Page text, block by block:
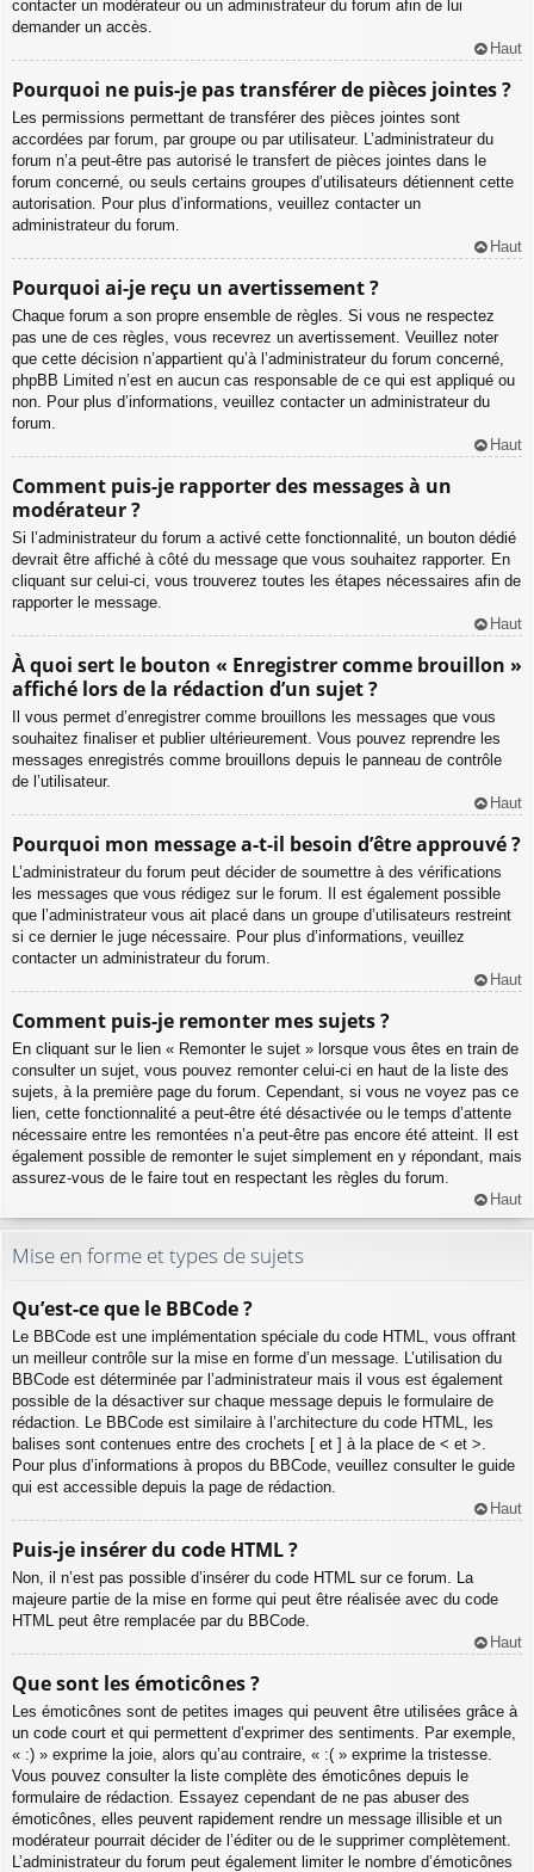
contacter un modérateur ou un administrateur du forum afin de lui
demander un accès.
Haut
Pourquoi ne puis-je pas transférer de pièces jointes ?
Les permissions permettant de transférer des pièces jointes sont
accordées par forum, par groupe ou par utilisateur. L’administrateur du
forum n’a peut-être pas autorisé le transfert de pièces jointes dans le
forum concerné, ou seuls certains groupes d’utilisateurs détiennent cette
autorisation. Pour plus d’informations, veuillez contacter un
administrateur du forum.
Haut
Pourquoi ai-je reçu un avertissement ?
Chaque forum a son propre ensemble de règles. Si vous ne respectez
pas une de ces règles, vous recevrez un avertissement. Veuillez noter
que cette décision n’appartient qu’à l’administrateur du forum concerné,
phpBB Limited n’est en aucun cas responsable de ce qui est appliqué ou
non. Pour plus d’informations, veuillez contacter un administrateur du
forum.
Haut
Comment puis-je rapporter des messages à un
modérateur ?
Si l’administrateur du forum a activé cette fonctionnalité, un bouton dédié
devrait être affiché à côté du message que vous souhaitez rapporter. En
cliquant sur celui-ci, vous trouverez toutes les étapes nécessaires afin de
rapporter le message.
Haut
À quoi sert le bouton « Enregistrer comme brouillon »
affiché lors de la rédaction d’un sujet ?
Il vous permet d’enregistrer comme brouillons les messages que vous
souhaitez finaliser et publier ultérieurement. Vous pouvez reprendre les
messages enregistrés comme brouillons depuis le panneau de contrôle
de l’utilisateur.
Haut
Pourquoi mon message a-t-il besoin d’être approuvé ?
L’administrateur du forum peut décider de soumettre à des vérifications
les messages que vous rédigez sur le forum. Il est également possible
que l’administrateur vous ait placé dans un groupe d’utilisateurs restreint
si ce dernier le juge nécessaire. Pour plus d’informations, veuillez
contacter un administrateur du forum.
Haut
Comment puis-je remonter mes sujets ?
En cliquant sur le lien « Remonter le sujet » lorsque vous êtes en train de
consulter un sujet, vous pouvez remonter celui-ci en haut de la liste des
sujets, à la première page du forum. Cependant, si vous ne voyez pas ce
lien, cette fonctionnalité a peut-être été désactivée ou le temps d’attente
nécessaire entre les remontées n’a peut-être pas encore été atteint. Il est
également possible de remonter le sujet simplement en y répondant, mais
assurez-vous de le faire tout en respectant les règles du forum.
Haut
Mise en forme et types de sujets
Qu’est-ce que le BBCode ?
Le BBCode est une implémentation spéciale du code HTML, vous offrant
un meilleur contrôle sur la mise en forme d’un message. L’utilisation du
BBCode est déterminée par l’administrateur mais il vous est également
possible de la désactiver sur chaque message depuis le formulaire de
rédaction. Le BBCode est similaire à l’architecture du code HTML, les
balises sont contenues entre des crochets [ et ] à la place de < et >.
Pour plus d’informations à propos du BBCode, veuillez consulter le guide
qui est accessible depuis la page de rédaction.
Haut
Puis-je insérer du code HTML ?
Non, il n’est pas possible d’insérer du code HTML sur ce forum. La
majeure partie de la mise en forme qui peut être réalisée avec du code
HTML peut être remplacée par du BBCode.
Haut
Que sont les émoticônes ?
Les émoticônes sont de petites images qui peuvent être utilisées grâce à
un code court et qui permettent d’exprimer des sentiments. Par exemple,
« :) » exprime la joie, alors qu’au contraire, « :( » exprime la tristesse.
Vous pouvez consulter la liste complète des émoticônes depuis le
formulaire de rédaction. Essayez cependant de ne pas abuser des
émoticônes, elles peuvent rapidement rendre un message illisible et un
modérateur pourrait décider de l’éditer ou de le supprimer complètement.
L’administrateur du forum peut également limiter le nombre d’émoticônes